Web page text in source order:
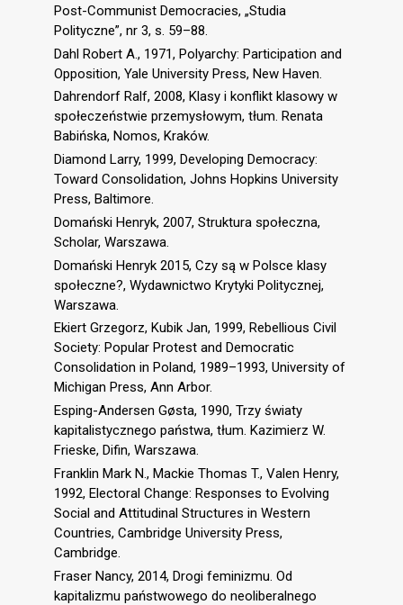
Post-Communist Democracies, „Studia
Polityczne”, nr 3, s. 59–88.
Dahl Robert A., 1971, Polyarchy: Participation and
Opposition, Yale University Press, New Haven.
Dahrendorf Ralf, 2008, Klasy i konflikt klasowy w
społeczeństwie przemysłowym, tłum. Renata
Babińska, Nomos, Kraków.
Diamond Larry, 1999, Developing Democracy:
Toward Consolidation, Johns Hopkins University
Press, Baltimore.
Domański Henryk, 2007, Struktura społeczna,
Scholar, Warszawa.
Domański Henryk 2015, Czy są w Polsce klasy
społeczne?, Wydawnictwo Krytyki Politycznej,
Warszawa.
Ekiert Grzegorz, Kubik Jan, 1999, Rebellious Civil
Society: Popular Protest and Democratic
Consolidation in Poland, 1989–1993, University of
Michigan Press, Ann Arbor.
Esping-Andersen Gøsta, 1990, Trzy światy
kapitalistycznego państwa, tłum. Kazimierz W.
Frieske, Difin, Warszawa.
Franklin Mark N., Mackie Thomas T., Valen Henry,
1992, Electoral Change: Responses to Evolving
Social and Attitudinal Structures in Western
Countries, Cambridge University Press,
Cambridge.
Fraser Nancy, 2014, Drogi feminizmu. Od
kapitalizmu państwowego do neoliberalnego